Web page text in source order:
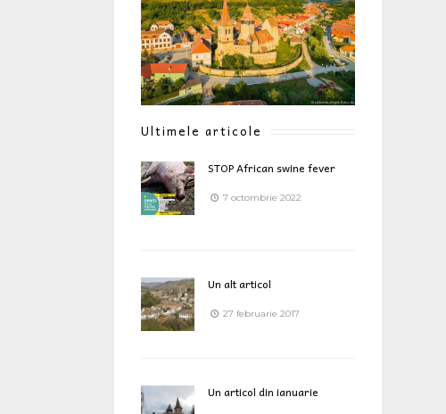
Ultimele articole
STOP African swine fever
7 octombrie 2022
Un alt articol
27 februarie 2017
Un articol din ianuarie